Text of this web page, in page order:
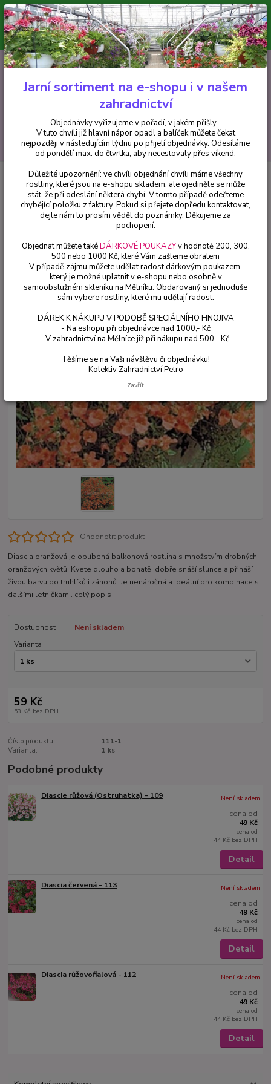
Minimální hodnota pro odeslání z e-shopu je 300 Kč.
V tuto chvíli již hlavní nápor objednávek opadl a balíček můžete čekat
nejpozději v následujícím týdnu po přijetí objednávky. Objednávky
vyřizujeme v pořadí, v jakém přišly...
CZK
Hledat
+420 602 223 614 0ks
za0 Kč
Balkónové rostliny Diascia oranžová - 1 ks
Diascia oranžová - 1 ks
Ohodnotit produkt
Diascia oranžová je oblíbená balkonová rostlina s množstvím drobných
oranžových květů. Kvete dlouho a bohatě, dobře snáší slunce a přináší
živou barvu do truhlíků i záhonů. Je nenáročná a ideální pro kombinace s
dalšími letničkami. celý popis
Dostupnost
Není skladem
Varianta
59 Kč
53 Kč bez DPH
Číslo produktu:
111-1
Varianta:
1 ks
Podobné produkty
Diascie růžová (Ostruhatka) - 109
cena od
49 Kč
cena od
44 Kč bez DPH
Není skladem
Detail
Diascia červená - 113
cena od
49 Kč
cena od
44 Kč bez DPH
Není skladem
Detail
Diascia růžovofialová - 112
cena od
49 Kč
cena od
44 Kč bez DPH
Není skladem
Detail
Jarní sortiment na e-shopu i v našem
zahradnictví
Objednávky vyřizujeme v pořadí, v jakém přišly...
V tuto chvíli již hlavní nápor opadl a balíček můžete čekat
nejpozději v následujícím týdnu po přijetí objednávky. Odesíláme
od pondělí max. do čtvrtka, aby necestovaly přes víkend.
Důležité upozornění: ve chvíli objednání chvíli máme všechny
rostliny, které jsou na e-shopu skladem, ale ojediněle se může
stát, že při odeslání některá chybí. V tomto případě odečteme
chybějící položku z faktury. Pokud si přejete dopředu kontaktovat,
dejte nám to prosím vědět do poznámky. Děkujeme za
pochopení.
Objednat můžete takéDÁRKOVÉ POUKAZYv hodnotě 200, 300,
500 nebo 1000 Kč, které Vám zašleme obratem
V případě zájmu můžete udělat radost dárkovým poukazem,
který je možné uplatnit v e-shopu nebo osobně v
samoobslužném skleníku na Mělníku. Obdarovaný si jednoduše
sám vybere rostliny, které mu udělají radost.
DÁREK K NÁKUPU V PODOBĚ SPECIÁLNÍHO HNOJIVA
- Na eshopu při objednávce nad 1000,- Kč
- V zahradnictví na Mělníce již při nákupu nad 500,- Kč.
Těšíme se na Vaši návštěvu či objednávku!
Kolektiv Zahradnictví Petro
Zavřít